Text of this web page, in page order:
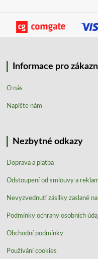
Informace pro
O nás
Napište nám
Nezbytné odkazy
Doprava a platba
Odstoupení od smlouvy a
Nevyzvednutí zásilky zaslané
Podmínky ochrany osobních
Obchodní podmínky
Používání cookies